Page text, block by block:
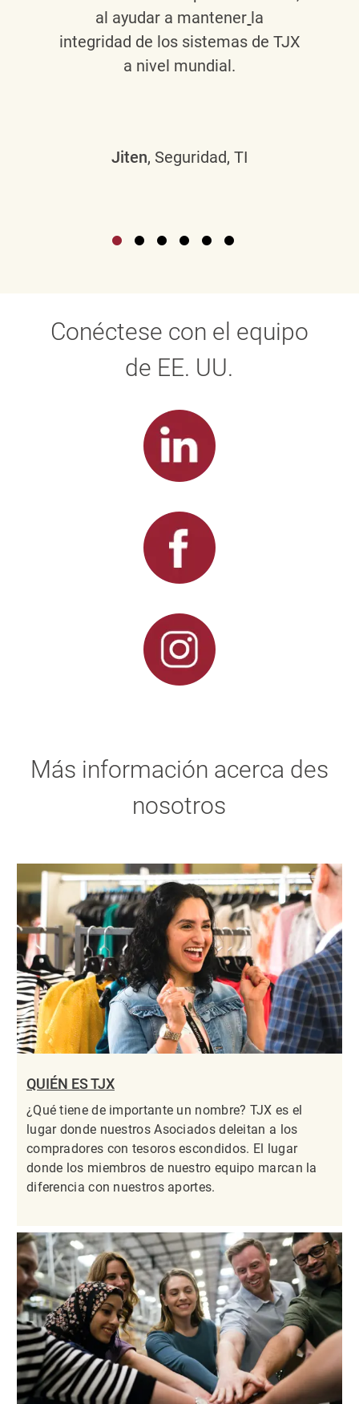
al ayudar a mantener la
integridad de los sistemas de TJX
a nivel mundial.
Jiten, Seguridad, TI
Conéctese con el equipo
de EE. UU.
Más información acerca des
nosotros
QUIÉN ES TJX
¿Qué tiene de importante un nombre? TJX es el
lugar donde nuestros Asociados deleitan a los
compradores con tesoros escondidos. El lugar
donde los miembros de nuestro equipo marcan la
diferencia con nuestros aportes.